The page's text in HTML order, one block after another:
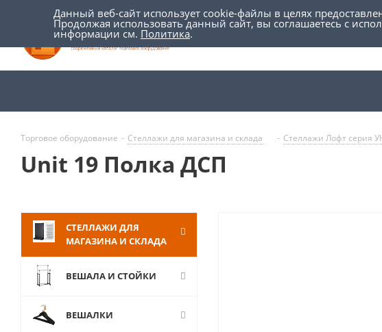
Торговое оборудование - Стеллажи для магазина и склада - Стеллажи Лофт серия
Unit 19 Полка ДСП
СТЕЛЛАЖИ ДЛЯ
МАГАЗИНА И СКЛАДА
ВЕШАЛА И СТОЙКИ
ВЕШАЛКИ
Данный веб-сайт использует cookie-файлы в целях
Продолжая использовать данный сайт, вы соглашаетесь с
информации см. Политика.